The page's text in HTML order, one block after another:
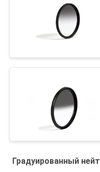
Градуированный